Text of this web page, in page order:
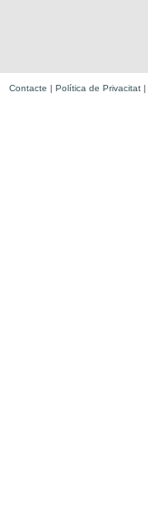
Contacte | Política de Privacitat |